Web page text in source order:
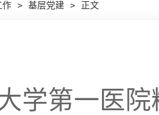
作 > 基层党建 > 正文
学第一医